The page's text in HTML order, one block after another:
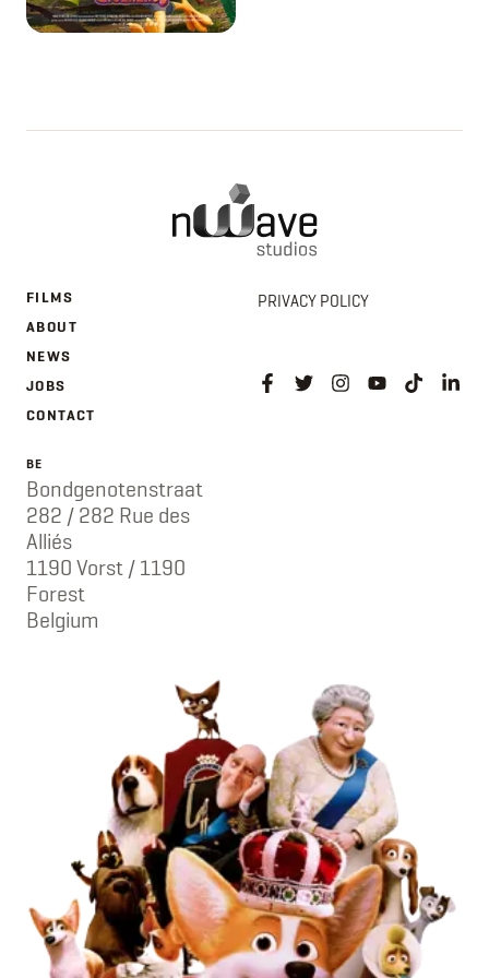
FILMS
ABOUT
NEWS
JOBS
CONTACT
PRIVACY POLICY
BE
Bondgenotenstraat
282 / 282 Rue des
Alliés
1190 Vorst / 1190
Forest
Belgium